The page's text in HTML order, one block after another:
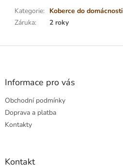
Kategorie: Koberce do domácnosti
Záruka: 2 roky
Z
Informace pro vás
Obchodní podmínky
Doprava a platba
Kontakty
Kontakt